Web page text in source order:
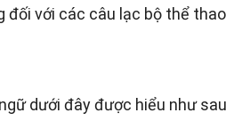
đối với các câu lạc bộ thể
dưới đây được hiểu như